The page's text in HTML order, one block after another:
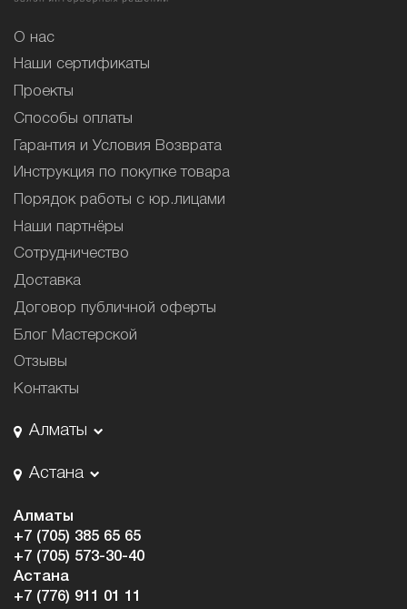
О нас
Наши сертификаты
Проекты
Способы оплаты
Гарантия и Условия Возврата
Инструкция по покупке товара
Порядок работы с юр.лицами
Наши партнёры
Сотрудничество
Доставка
Договор публичной оферты
Блог Мастерской
Отзывы
Контакты
Алматы
Астана
Алматы
+7 (705) 385 65 65
+7 (705) 573-30-40
Астана
+7 (776) 911 01 11